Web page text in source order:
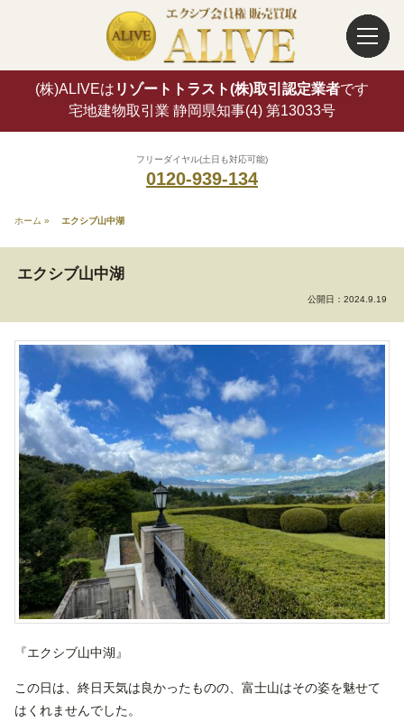
(株)ALIVEは リゾートトラスト(株)取引認定業者です
宅地建物取引業 静岡県知事(4) 第13033号
フリーダイヤル(土日も対応可能)
0120-939-134
ホーム » エクシブ山中湖
エクシブ山中湖
公開日： 2024.9.19
『エクシブ山中湖』
この日は、終日天気は良かったものの、富士山はその姿を魅せて
はくれませんでした。